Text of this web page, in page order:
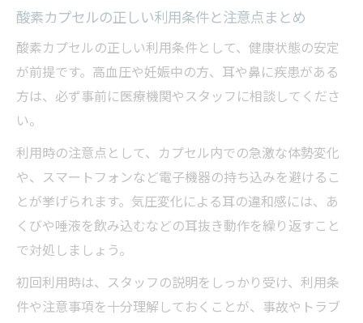
プ
初めてでも安心な酸素カプセルの使い方解
説
酸素カプセル利用時の不安を解消するコツ
酸素カプセル体験前後の注意事項を詳しく
紹介
酸素カプセルの効果を引き出す実践テクニック
酸素カプセルの効果を最大限に高めるコツ
効果的な酸素カプセル利用法とその根拠
酸素カプセルの効果的な入り方を徹底解説
酸素カプセル利用時の効果を引き出す秘訣
酸素カプセルの正しい利用条件と注意点まとめ
酸素カプセルの正しい利用条件として、健康状態の安定
が前提です。高血圧や妊娠中の方、耳や鼻に疾患がある
方は、必ず事前に医療機関やスタッフに相談してくださ
い。
利用時の注意点として、カプセル内での急激な体勢変化
や、スマートフォンなど電子機器の持ち込みを避けるこ
とが挙げられます。気圧変化による耳の違和感には、あ
くびや唾液を飲み込むなどの耳抜き動作を繰り返すこと
で対処しましょう。
初回利用時は、スタッフの説明をしっかり受け、利用条
件や注意事項を十分理解しておくことが、事故やトラブ